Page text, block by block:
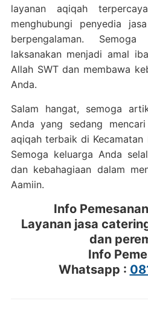
layanan aqiqah
menghubungi penyedia
berpengalaman.
laksanakan menjadi amal
Allah SWT dan membawa
Anda.
Salam hangat, semoga
Anda yang sedang
aqiqah terbaik di Kecamatan
Semoga keluarga Anda
dan kebahagiaan dalam
Aamiin.
Info
Layanan jasa
dan
Info
Whatsapp :